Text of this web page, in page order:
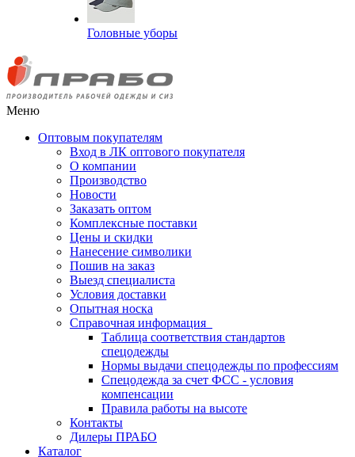
Головные уборы
Меню
Оптовым покупателям
Вход в ЛК оптового покупателя
О компании
Производство
Новости
Заказать оптом
Комплексные поставки
Цены и скидки
Нанесение символики
Пошив на заказ
Выезд специалиста
Условия доставки
Опытная носка
Справочная информация
Таблица соответствия стандартов
спецодежды
Нормы выдачи спецодежды по профессиям
Спецодежда за счет ФСС - условия
компенсации
Правила работы на высоте
Контакты
Дилеры ПРАБО
Каталог